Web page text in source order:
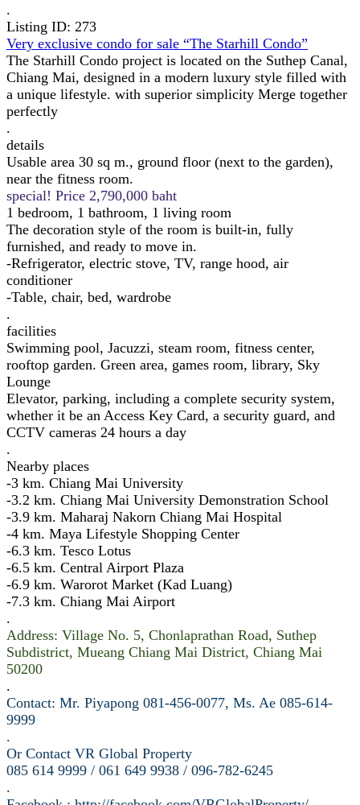
.
Listing ID: 273
Very exclusive condo for sale “The Starhill Condo”
The Starhill Condo project is located on the Suthep Canal,
Chiang Mai, designed in a modern luxury style filled with
a unique lifestyle. with superior simplicity Merge together
perfectly
.
details
Usable area 30 sq m., ground floor (next to the garden),
near the fitness room.
special! Price 2,790,000 baht
1 bedroom, 1 bathroom, 1 living room
The decoration style of the room is built-in, fully
furnished, and ready to move in.
-Refrigerator, electric stove, TV, range hood, air
conditioner
-Table, chair, bed, wardrobe
.
facilities
Swimming pool, Jacuzzi, steam room, fitness center,
rooftop garden. Green area, games room, library, Sky
Lounge
Elevator, parking, including a complete security system,
whether it be an Access Key Card, a security guard, and
CCTV cameras 24 hours a day
.
Nearby places
-3 km. Chiang Mai University
-3.2 km. Chiang Mai University Demonstration School
-3.9 km. Maharaj Nakorn Chiang Mai Hospital
-4 km. Maya Lifestyle Shopping Center
-6.3 km. Tesco Lotus
-6.5 km. Central Airport Plaza
-6.9 km. Warorot Market (Kad Luang)
-7.3 km. Chiang Mai Airport
.
Address: Village No. 5, Chonlaprathan Road, Suthep
Subdistrict, Mueang Chiang Mai District, Chiang Mai
50200
.
Contact: Mr. Piyapong 081-456-0077, Ms. Ae 085-614-
9999
.
Or Contact VR Global Property
085 614 9999 / 061 649 9938 / 096-782-6245
.